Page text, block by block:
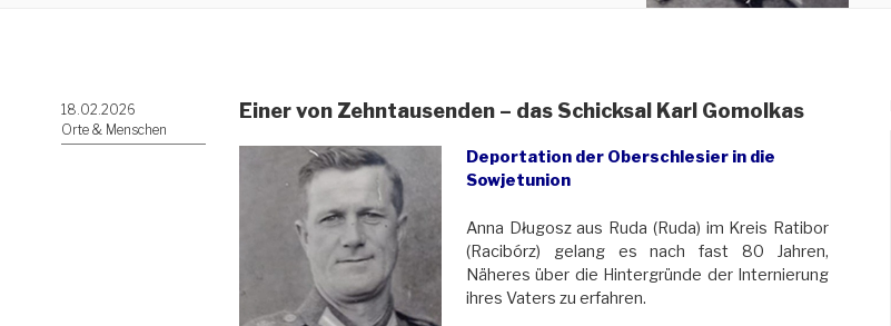
Veröffentlicht
am
18.02.2026
Orte & Menschen
Einer von Zehntausenden – das Schicksal Karl Gomolkas
Deportation der Oberschlesier in die
Sowjetunion
Anna Długosz aus Ruda (Ruda) im Kreis Ratibor
(Racibórz) gelang es nach fast 80 Jahren,
Näheres über die Hintergründe der Internierung
ihres Vaters zu erfahren.